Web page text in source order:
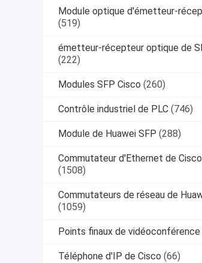
Module optique d'émetteur-
(519)
émetteur-récepteur optique de
(222)
Modules SFP Cisco (260)
Contrôle industriel de PLC (746)
Module de Huawei SFP (288)
Commutateur d'Ethernet de Cisco
(1508)
Commutateurs de réseau de
(1059)
Points finaux de vidéoconférence
Téléphone d'IP de Cisco (66)